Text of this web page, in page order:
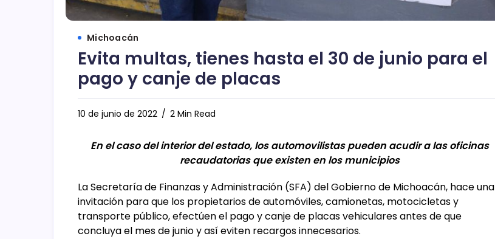
Michoacán
Evita multas, tienes hasta el 30 de junio para el
pago y canje de placas
10 de junio de 2022 2 Min Read
En el caso del interior del estado, los automovilistas pueden acudir a las oficinas
recaudatorias que existen en los municipios
La Secretaría de Finanzas y Administración (SFA) del Gobierno de Michoacán, hace una
invitación para que los propietarios de automóviles, camionetas, motocicletas y
transporte público, efectúen el pago y canje de placas vehiculares antes de que
concluya el mes de junio y así eviten recargos innecesarios.